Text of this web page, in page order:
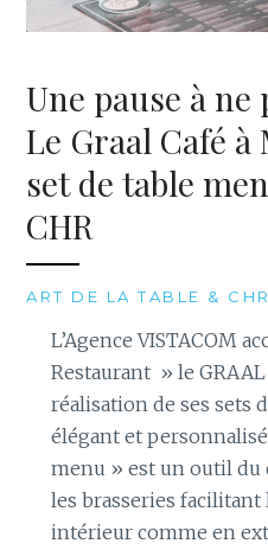
Une pause à
Le Graal Café
set de table
CHR
ART DE LA TABLE & CHR
L’Agence VISTACOM
Restaurant » le GRAAL
réalisation de ses sets
élégant et
menu » est un outil
les brasseries facilitant
intérieur comme en